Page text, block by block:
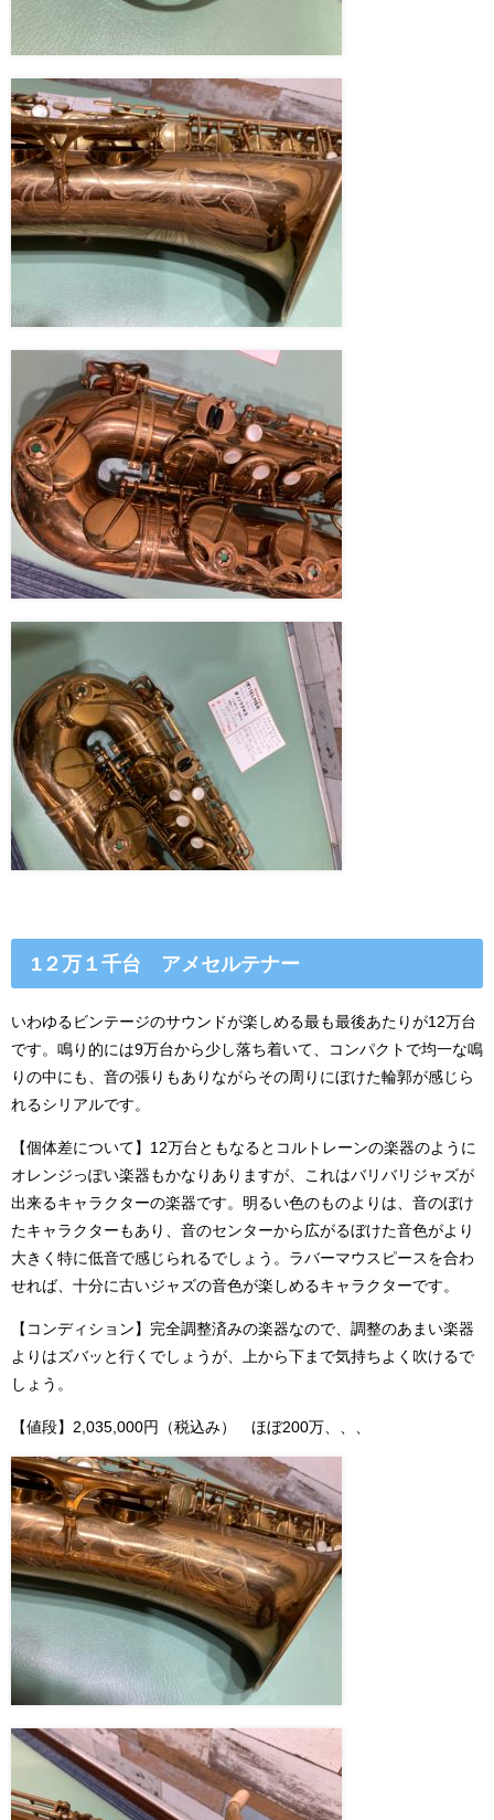
1２万１千台 アメセルテナー
いわゆるビンテージのサウンドが楽しめる最も最後あたりが12万台
です。鳴り的には9万台から少し落ち着いて、コンパクトで均一な鳴
りの中にも、音の張りもありながらその周りにぼけた輪郭が感じら
れるシリアルです。
【個体差について】12万台ともなるとコルトレーンの楽器のように
オレンジっぽい楽器もかなりありますが、これはバリバリジャズが
出来るキャラクターの楽器です。明るい色のものよりは、音のぼけ
たキャラクターもあり、音のセンターから広がるぼけた音色がより
大きく特に低音で感じられるでしょう。ラバーマウスピースを合わ
せれば、十分に古いジャズの音色が楽しめるキャラクターです。
【コンディション】完全調整済みの楽器なので、調整のあまい楽器
よりはズバッと行くでしょうが、上から下まで気持ちよく吹けるで
しょう。
【値段】2,035,000円（税込み） ほぼ200万、、、